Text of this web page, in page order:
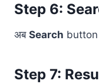
Step 6:
अब Search button
Step 7: